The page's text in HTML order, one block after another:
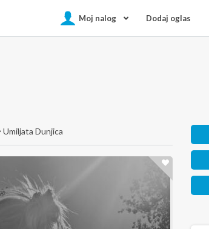
Moj nalog Dodaj oglas
Umiljata Dunjica